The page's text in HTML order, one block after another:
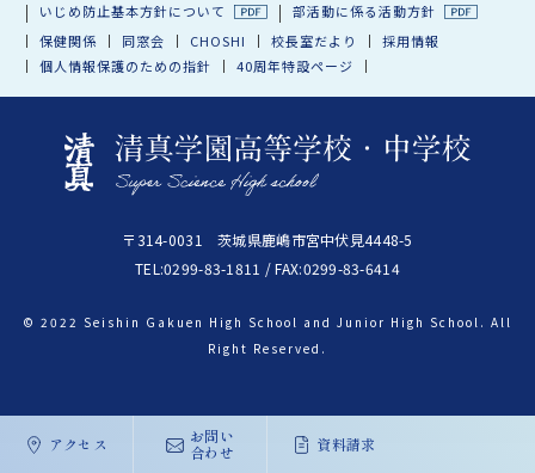
アクセス
お問い
合わせ
資料請求
いじめ防止基本方針について
部活動に係る活動方針
保健関係
同窓会 CHOSHI 校長室だより
採用情報
個人情報保護のための指針
40周年特設ページ
〒314-0031 茨城県鹿嶋市宮中伏見4448-5
TEL:0299-83-1811 / FAX:0299-83-6414
© 2022 Seishin Gakuen High School and Junior High School. All
Right Reserved.